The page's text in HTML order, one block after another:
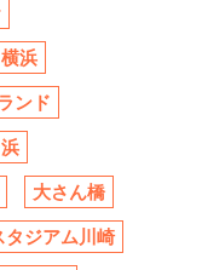
浜
ンド
大さん橋
タジアム川崎